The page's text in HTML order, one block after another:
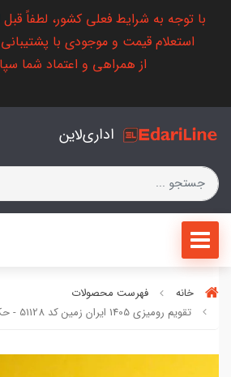
با توجه به شرایط فعلی کشور، لطفاً
استعلام قیمت و موجودی با
از همراهی و اعتماد شما
اداری‌لاین
خانه
فهرست محصولات
تقویم رومیزی 1405 ایران زمین کد 51128 - حک اسم و لوگو